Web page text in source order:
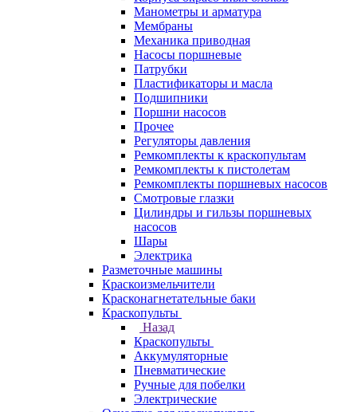
Манометры и арматура
Мембраны
Механика приводная
Насосы поршневые
Патрубки
Пластификаторы и масла
Подшипники
Поршни насосов
Прочее
Регуляторы давления
Ремкомплекты к краскопультам
Ремкомплекты к пистолетам
Ремкомплекты поршневых насосов
Смотровые глазки
Цилиндры и гильзы поршневых
насосов
Шары
Электрика
Разметочные машины
Краскоизмельчители
Красконагнетательные баки
Краскопульты
Назад
Краскопульты
Аккумуляторные
Пневматические
Ручные для побелки
Электрические